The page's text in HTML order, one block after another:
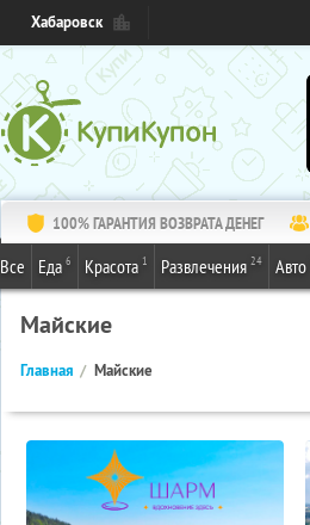
Хабаровск
100% ГАРАНТИЯ ВОЗВРАТА ДЕНЕГ
Все Еда 6 Красота 1 Развлечения 24 Авто
Майские
Главная Майские